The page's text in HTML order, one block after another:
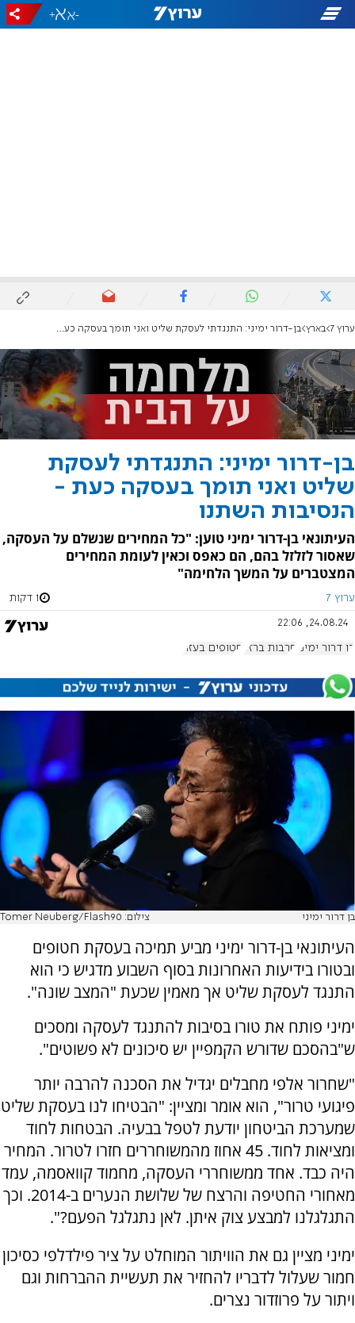
-
+
ערוץ 7 בארץ בן-דרור ימיני: התנגדתי לעסקת שליט ואני תומך בעסקה כעת - הנסיבות השתנו
בן-דרור ימיני: התנגדתי לעסקת
שליט ואני תומך בעסקה כעת -
הנסיבות השתנו
העיתונאי בן-דרור ימיני טוען: "כל המחירים שנשלם על העסקה,
שאסור לזלזל בהם, הם כאפס וכאין לעומת המחירים
המצטברים על המשך הלחימה"
ערוץ 7 1 דקות
24.08.24, 22:06
בן דרור ימיני חרבות ברזל חטופים בעזה
בן דרור ימיני צילום: Tomer Neuberg/Flash90
העיתונאי בן-דרור ימיני מביע תמיכה בעסקת חטופים
ובטורו בידיעות האחרונות בסוף השבוע מדגיש כי הוא
התנגד לעסקת שליט אך מאמין שכעת "המצב שונה".
ימיני פותח את טורו בסיבות להתנגד לעסקה ומסכים
ש"בהסכם שדורש הקמפיין יש סיכונים לא פשוטים".
"שחרור אלפי מחבלים יגדיל את הסכנה להרבה יותר
פיגועי טרור", הוא אומר ומציין: "הבטיחו לנו בעסקת שליט
שמערכת הביטחון יודעת לטפל בבעיה. הבטחות לחוד
ומציאות לחוד. 45 אחוז מהמשוחררים חזרו לטרור. המחיר
היה כבד. אחד ממשוחררי העסקה, מחמוד קוואסמה, עמד
מאחורי החטיפה והרצח של שלושת הנערים ב-2014. וכך
התגלגלנו למבצע צוק איתן. לאן נתגלגל הפעם?".
ימיני מציין גם את הוויתור המוחלט על ציר פילדלפי כסיכון
חמור שעלול לדבריו להחזיר את תעשיית ההברחות וגם
ויתור על פרוזדור נצרים.